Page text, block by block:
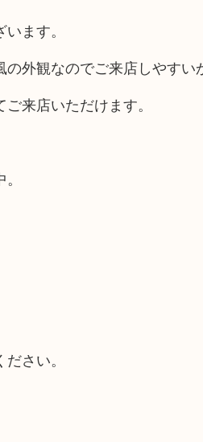
ます。
外観なのでご来店しやすい
来店いただけます。
さい。